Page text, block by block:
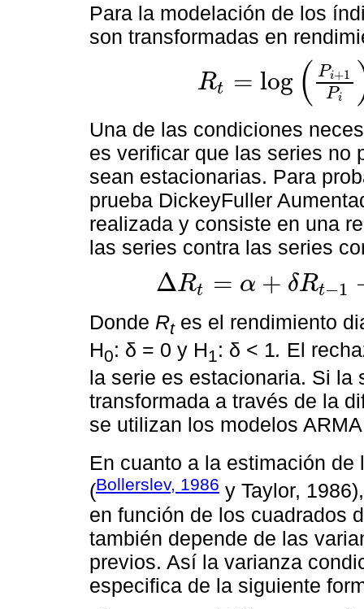
Para la modelación de los
son transformadas en
Rt = log ( Pi+1
Pi
Rt =log Pi+1 Pi, i=1,2 3…N
Una de las condiciones
es verificar que las series no
sean estacionarias. Para
prueba DickeyFuller
realizada y consiste en una
las series contra las series
ΔRt = α + δRt−1
ΔRt=α +δR -1+∑ =1p βiΔR -i+ετ
Donde Rtes el rendimiento
H0: δ = 0 y H1: δ < 1. El
la serie es estacionaria. Si la
transformada a través de la
se utilizan los modelos
En cuanto a la estimación de
(Bollerslev, 1986 y Taylor,
en función de los cuadrados
también depende de las
previos. Así la varianza
especifica de la siguiente